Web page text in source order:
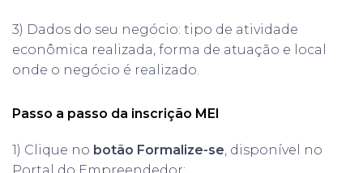
3) Dados do seu negócio: tipo de atividade
econômica realizada, forma de atuação e local
onde o negócio é realizado.
Passo a passo da inscrição MEI
1) Clique no botão Formalize-se, disponível no